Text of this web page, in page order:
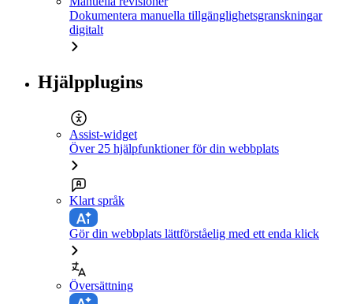
Dokumentera manuella tillgänglighetsgranskningar
digitalt
Hjälpplugins
Assist-widget
Över 25 hjälpfunktioner för din webbplats
Klart språk
Gör din webbplats lättförståelig med ett enda klick
Översättning